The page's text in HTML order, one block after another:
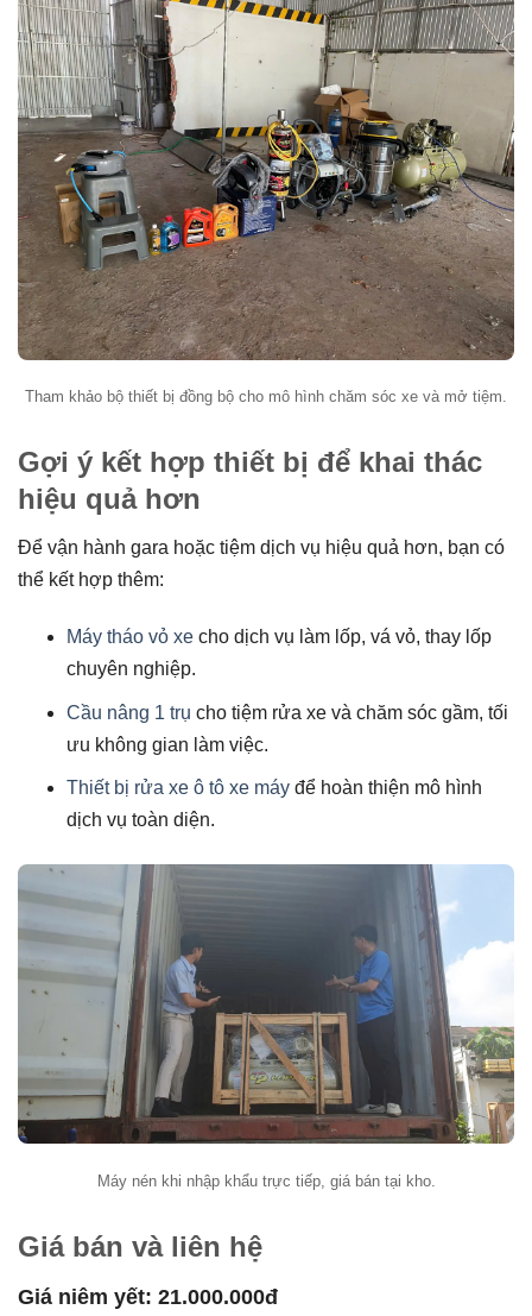
Tham khảo bộ thiết bị đồng bộ cho mô hình chăm sóc xe và mở tiệm.
Gợi ý kết hợp thiết bị để khai thác
hiệu quả hơn
Để vận hành gara hoặc tiệm dịch vụ hiệu quả hơn, bạn có
thể kết hợp thêm:
Máy tháo vỏ xecho dịch vụ làm lốp, vá vỏ, thay lốp
chuyên nghiệp.
Cầu nâng 1 trụ cho tiệm rửa xe và chăm sóc gầm, tối
ưu không gian làm việc.
Thiết bị rửa xe ô tô xe máyđể hoàn thiện mô hình
dịch vụ toàn diện.
Máy nén khi nhập khẩu trực tiếp, giá bán tại kho.
Giá bán và liên hệ
Giá niêm yết: 21.000.000đ